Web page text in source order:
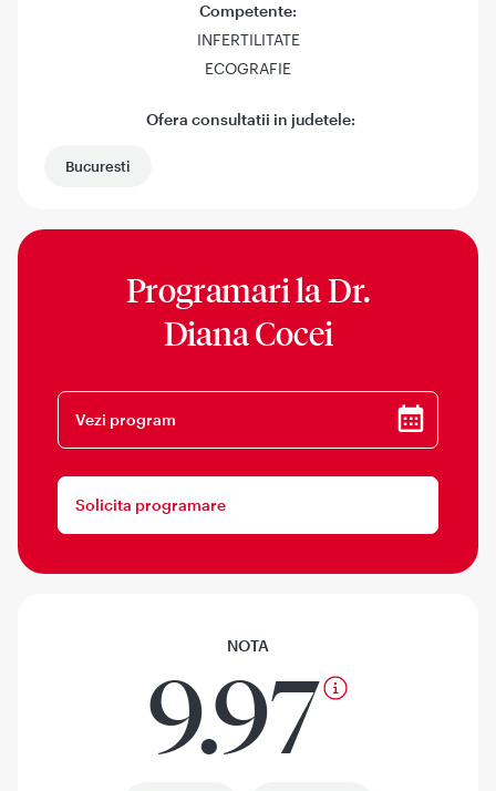
Competente:
INFERTILITATE
ECOGRAFIE
Ofera consultatii in judetele:
Bucuresti
Programari laDr.
Diana Cocei
Vezi program
Solicita programare
NOTA
9.97